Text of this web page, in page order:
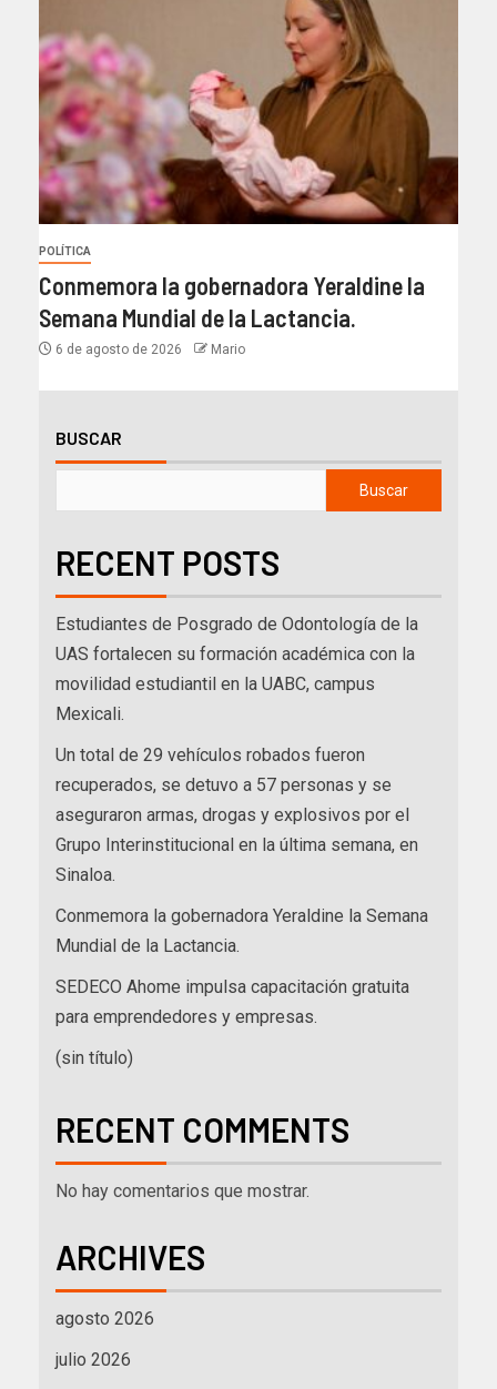
POLÍTICA
Conmemora la gobernadora Yeraldine la
Semana Mundial de la Lactancia.
6 de agosto de 2026 Mario
BUSCAR
Buscar
RECENT POSTS
Estudiantes de Posgrado de Odontología de la
UAS fortalecen su formación académica con la
movilidad estudiantil en la UABC, campus
Mexicali.
Un total de 29 vehículos robados fueron
recuperados, se detuvo a 57 personas y se
aseguraron armas, drogas y explosivos por el
Grupo Interinstitucional en la última semana, en
Sinaloa.
Conmemora la gobernadora Yeraldine la Semana
Mundial de la Lactancia.
SEDECO Ahome impulsa capacitación gratuita
para emprendedores y empresas.
(sin título)
RECENT COMMENTS
No hay comentarios que mostrar.
ARCHIVES
agosto 2026
julio 2026